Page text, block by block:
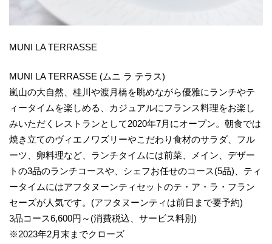
MUNI LA TERRASSE
MUNI LA TERRASSE (ムニ ラ テラス)
嵐山の大自然、桂川や渡月橋を眺めながら優雅にランチやテ
ィータイムを楽しめる、カジュアルにフランス料理をお楽し
みいただくレストランとして2020年7月にオープン。朝食では
焼き立てのヴィエノワズリーやこだわり食材のサラダ、フル
ーツ、卵料理など、ランチタイムには前菜、メイン、デザー
トの3品のランチコースや、シェフお任せのコース(5品)、ティ
ータイムにはアフタヌーンティセットのテ・ア・ラ・フラン
セーズが人気です。(アフタヌーンティは前日まで要予約)
3品コース6,600円～(消費税込、サービス料別)
※2023年2月末までクローズ